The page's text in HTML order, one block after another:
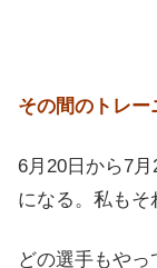
その間のトレー
6月20日から7
になる。私もそ
どの選手もや